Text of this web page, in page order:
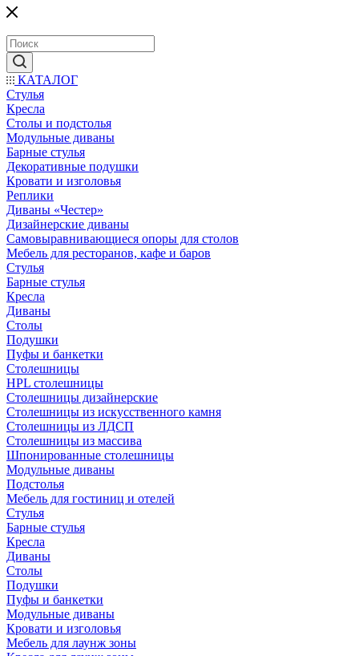
КАТАЛОГ
Стулья
Кресла
Столы и подстолья
Модульные диваны
Барные стулья
Декоративные подушки
Кровати и изголовья
Реплики
Диваны «Честер»
Дизайнерские диваны
Самовыравнивающиеся опоры для столов
Мебель для ресторанов, кафе и баров
Стулья
Барные стулья
Кресла
Диваны
Столы
Подушки
Пуфы и банкетки
Столешницы
HPL столешницы
Столешницы дизайнерские
Столешницы из искусственного камня
Столешницы из ЛДСП
Столешницы из массива
Шпонированные столешницы
Модульные диваны
Подстолья
Мебель для гостиниц и отелей
Стулья
Барные стулья
Кресла
Диваны
Столы
Подушки
Пуфы и банкетки
Модульные диваны
Кровати и изголовья
Мебель для лаунж зоны